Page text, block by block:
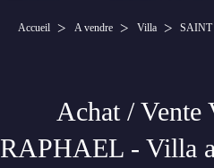
Accueil A vendre Villa
Achat /
RAPHAEL - Villa